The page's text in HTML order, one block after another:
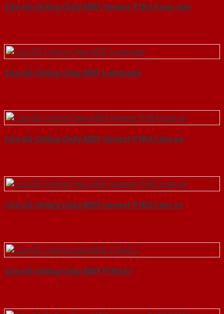
Cửa Gỗ Chống Cháy MDF Veneer P1R2 Xoan dao
Cửa Gỗ Chống Cháy MDF Laminate
Cửa Gỗ Chống Cháy MDF Veneer P1R4 Cam xe
Cửa Gỗ Chống Cháy MDF Veneer P1R2 Cam xe
Cửa Gỗ Chống Cháy MDF P1R4 C1